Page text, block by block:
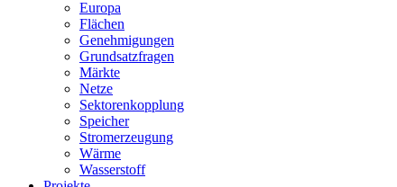
Europa
Flächen
Genehmigungen
Grundsatzfragen
Märkte
Netze
Sektorenkopplung
Speicher
Stromerzeugung
Wärme
Wasserstoff